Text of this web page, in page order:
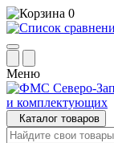
0
Меню
Каталог товаров